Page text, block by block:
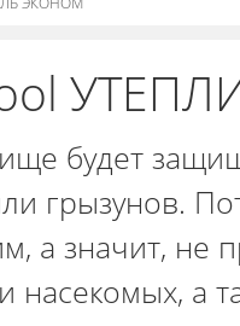
будет
грызунов.
а значит, не
насекомых, а